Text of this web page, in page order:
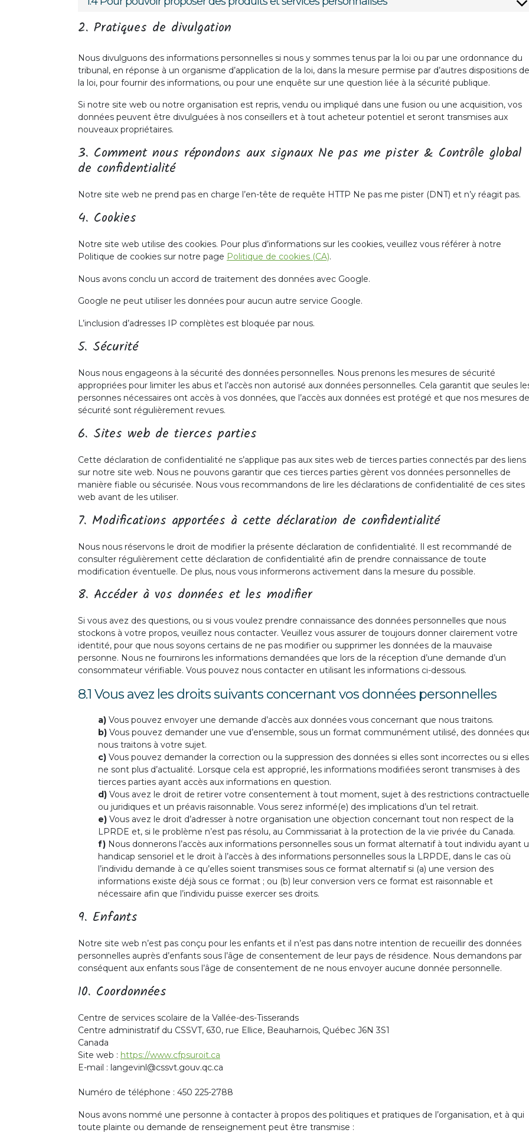
2. Pratiques de divulgation
Nous divulguons des informations personnelles si nous y sommes tenus par la loi ou par une ordonnance du
tribunal, en réponse à un organisme d’application de la loi, dans la mesure permise par d’autres dispositions de
la loi, pour fournir des informations, ou pour une enquête sur une question liée à la sécurité publique.
Si notre site web ou notre organisation est repris, vendu ou impliqué dans une fusion ou une acquisition, vos
données peuvent être divulguées à nos conseillers et à tout acheteur potentiel et seront transmises aux
nouveaux propriétaires.
3. Comment nous répondons aux signaux Ne pas me pister & Contrôle global
de confidentialité
Notre site web ne prend pas en charge l’en-tête de requête HTTP Ne pas me pister (DNT) et n’y réagit pas.
4. Cookies
Notre site web utilise des cookies. Pour plus d’informations sur les cookies, veuillez vous référer à notre
Politique de cookies sur notre page Politique de cookies (CA).
Nous avons conclu un accord de traitement des données avec Google.
Google ne peut utiliser les données pour aucun autre service Google.
L’inclusion d’adresses IP complètes est bloquée par nous.
5. Sécurité
Nous nous engageons à la sécurité des données personnelles. Nous prenons les mesures de sécurité
appropriées pour limiter les abus et l’accès non autorisé aux données personnelles. Cela garantit que seules
personnes nécessaires ont accès à vos données, que l’accès aux données est protégé et que nos mesures de
sécurité sont régulièrement revues.
6. Sites web de tierces parties
Cette déclaration de confidentialité ne s’applique pas aux sites web de tierces parties connectés par des liens
sur notre site web. Nous ne pouvons garantir que ces tierces parties gèrent vos données personnelles de
manière fiable ou sécurisée. Nous vous recommandons de lire les déclarations de confidentialité de ces sites
web avant de les utiliser.
7. Modifications apportées à cette déclaration de confidentialité
Nous nous réservons le droit de modifier la présente déclaration de confidentialité. Il est recommandé de
consulter régulièrement cette déclaration de confidentialité afin de prendre connaissance de toute
modification éventuelle. De plus, nous vous informerons activement dans la mesure du possible.
8. Accéder à vos données et les modifier
Si vous avez des questions, ou si vous voulez prendre connaissance des données personnelles que nous
stockons à votre propos, veuillez nous contacter. Veuillez vous assurer de toujours donner clairement votre
identité, pour que nous soyons certains de ne pas modifier ou supprimer les données de la mauvaise
personne. Nous ne fournirons les informations demandées que lors de la réception d’une demande d’un
consommateur vérifiable. Vous pouvez nous contacter en utilisant les informations ci-dessous.
8.1 Vous avez les droits suivants concernant vos données personnelles
Vous pouvez envoyer une demande d’accès aux données vous concernant que nous traitons.
Vous pouvez demander une vue d’ensemble, sous un format communément utilisé, des données
nous traitons à votre sujet.
Vous pouvez demander la correction ou la suppression des données si elles sont incorrectes ou si elles
ne sont plus d’actualité. Lorsque cela est approprié, les informations modifiées seront transmises à des
tierces parties ayant accès aux informations en question.
Vous avez le droit de retirer votre consentement à tout moment, sujet à des restrictions
ou juridiques et un préavis raisonnable. Vous serez informé(e) des implications d’un tel retrait.
Vous avez le droit d’adresser à notre organisation une objection concernant tout non respect de la
LPRDE et, si le problème n’est pas résolu, au Commissariat à la protection de la vie privée du Canada.
Nous donnerons l’accès aux informations personnelles sous un format alternatif à tout individu ayant
handicap sensoriel et le droit à l’accès à des informations personnelles sous la LRPDE, dans le cas où
l’individu demande à ce qu’elles soient transmises sous ce format alternatif si (a) une version des
informations existe déjà sous ce format ; ou (b) leur conversion vers ce format est raisonnable et
nécessaire afin que l’individu puisse exercer ses droits.
9. Enfants
Notre site web n’est pas conçu pour les enfants et il n’est pas dans notre intention de recueillir des données
personnelles auprès d’enfants sous l’âge de consentement de leur pays de résidence. Nous demandons par
conséquent aux enfants sous l’âge de consentement de ne nous envoyer aucune donnée personnelle.
10. Coordonnées
Centre de services scolaire de la Vallée-des-Tisserands
Centre administratif du CSSVT, 630, rue Ellice, Beauharnois, Québec J6N 3S1
Canada
Site web : https://www.cfpsuroit.ca
E-mail : langevinl@cssvt.gouv.qc.ca
Numéro de téléphone : 450 225-2788
Nous avons nommé une personne à contacter à propos des politiques et pratiques de l’organisation, et à qui
toute plainte ou demande de renseignement peut être transmise :